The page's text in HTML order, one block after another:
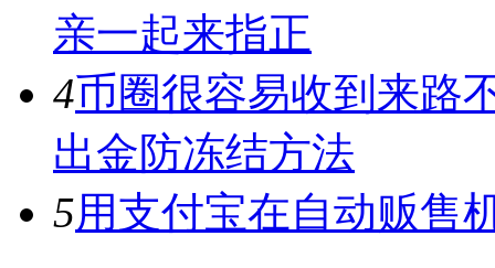
亲一起来指正
4币圈很容易收到来路
出金防冻结方法
5用支付宝在自动贩售